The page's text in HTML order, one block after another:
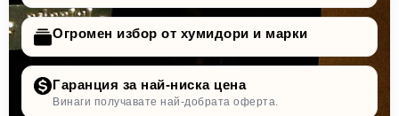
Огромен избор от хумидори и марки
Гаранция за най-ниска цена
Винаги получавате най-добрата оферта.